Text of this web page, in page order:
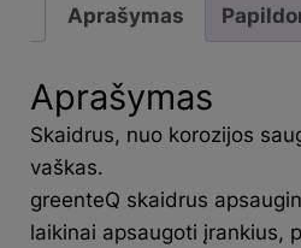
Aprašymas
Aprašymas
Skaidrus, nuo korozijos
vaškas.
greenteQ skaidrus
laikinai apsaugoti įrankius,